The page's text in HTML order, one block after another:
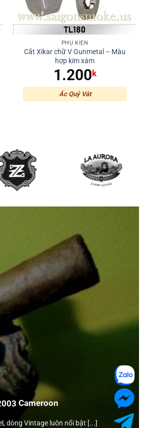
PHỤ KIỆN
Cắt Xikar chữ V Gunmetal – Màu
hợp kim xám
1.200 k
Ác Quỷ Vát
Cameroon
dòng Vintage luôn nổi bật [...]